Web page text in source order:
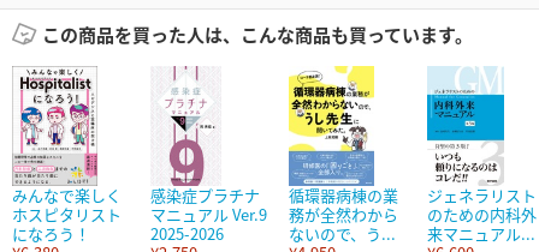
この商品を買った人は、こんな商品も買っています。
みんなで楽しく
ホスピタリスト
になろう！
感染症プラチナ
マニュアル Ver.9
2025-2026
循環器病棟の業
務が全然わから
ないので、う...
ジェネラリスト
のための内科外
来マニュアル...